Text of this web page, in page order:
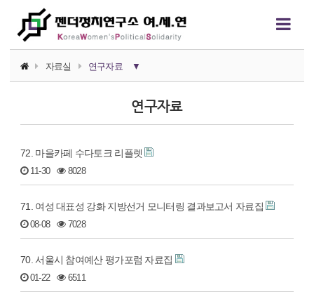
자료실 연구자료 ▼
논평/성명
언론보도
행사자료
카드뉴스
정치에서의 여성폭력
영상자료
연구자료
72. 마을카페 수다토크 리플렛
11-30 8028
71. 여성 대표성 강화 지방선거 모니터링 결과보고서 자료집
08-08 7028
70. 서울시 참여예산 평가포럼 자료집
01-22 6511